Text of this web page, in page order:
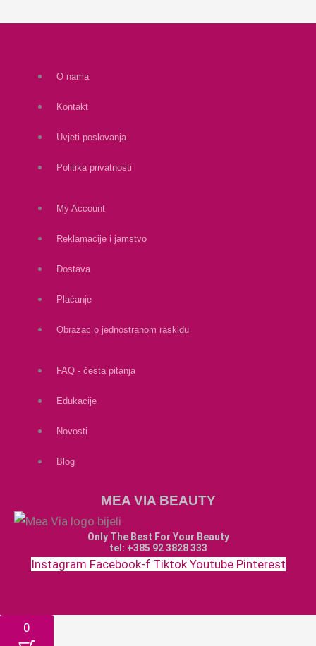
O nama
Kontakt
Uvjeti poslovanja
Politika privatnosti
My Account
Reklamacije i jamstvo
Dostava
Plaćanje
Obrazac o jednostranom raskidu
FAQ - česta pitanja
Edukacije
Novosti
Blog
MEA VIA BEAUTY
Only The Best For Your Beauty
tel: +385 92 3828 333
Instagram Facebook-f Tiktok Youtube Pinterest
0